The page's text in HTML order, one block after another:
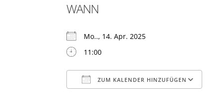
WANN
Mo.., 14. Apr. 2025
11:00
ZUM KALENDER HINZUFÜGEN